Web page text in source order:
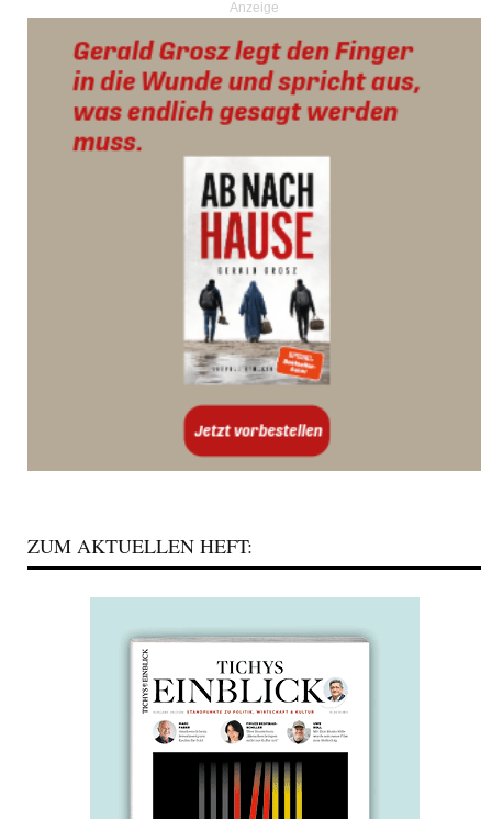
Anzeige
ZUM AKTUELLEN HEFT: